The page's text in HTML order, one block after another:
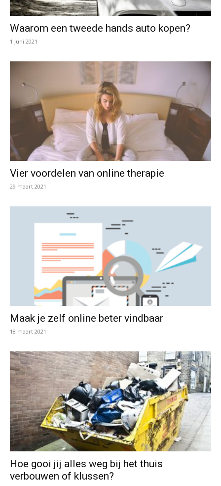
Waarom een tweede hands auto kopen?
1 juni 2021
Vier voordelen van online therapie
29 maart 2021
Maak je zelf online beter vindbaar
18 maart 2021
Hoe gooi jij alles weg bij het thuis
verbouwen of klussen?